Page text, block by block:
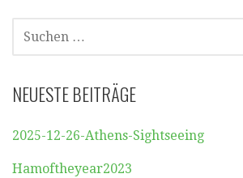
SUCHEN
NACH:
NEUESTE BEITRÄGE
2025-12-26-Athens-Sightseeing
Hamoftheyear2023